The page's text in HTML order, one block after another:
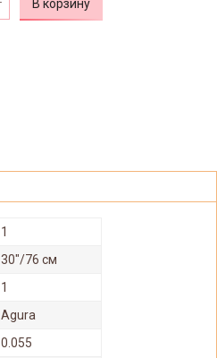
В корзину
1
30"/76 см
1
Agura
0.055